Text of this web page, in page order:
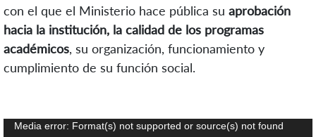
con el que el Ministerio hace pública su aprobación
hacia la institución, la calidad de los programas
académicos, su organización, funcionamiento y
cumplimiento de su función social.
Reproductor
Media error: Format(s) not supported or source(s) not found